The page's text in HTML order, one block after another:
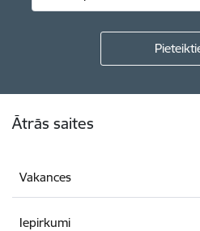
Ātrās saites
Vakances
Iepirkumi